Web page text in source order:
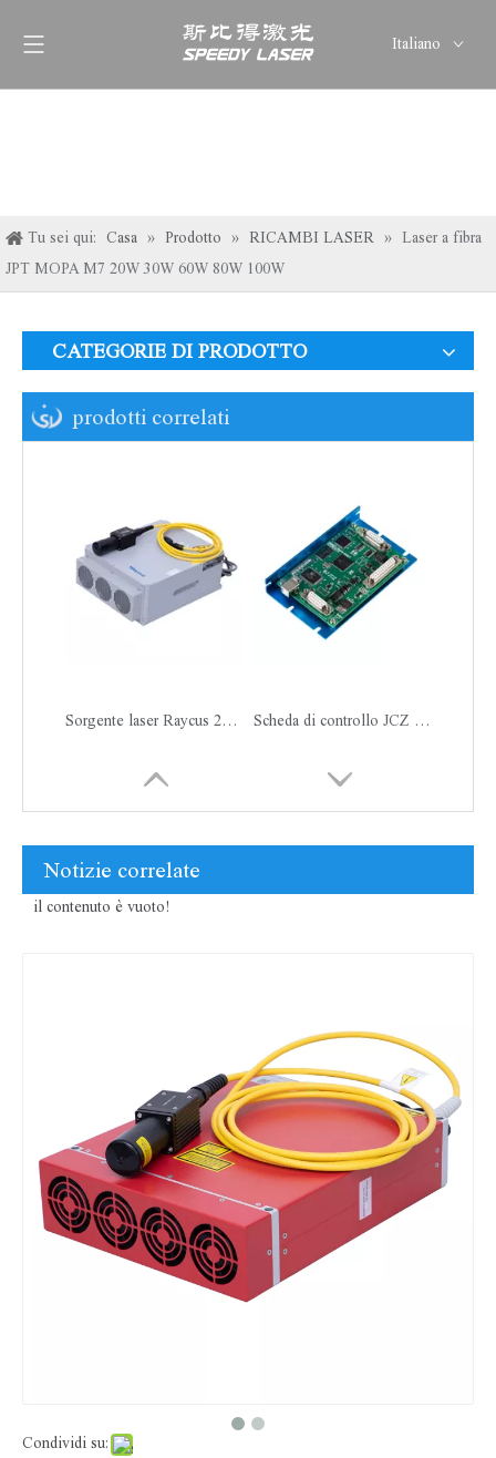
Italiano
Español
Tu sei qui: Casa » Prodotto » RICAMBI LASER »
Laser a fibra
JPT MOPA M7 20W 30W 60W 80W 100W
CATEGORIE DI PRODOTTO
prodotti correlati
Sorgente laser Raycus 20Watt 30Watt 50Watt Scheda di controllo JCZ EZCAD LMCV4
Lente di scansione F-theta laser a fibra ottica a lunghezza d'onda OPEX 1064nm
Notizie correlate
il contenuto è vuoto!
Condividi su: